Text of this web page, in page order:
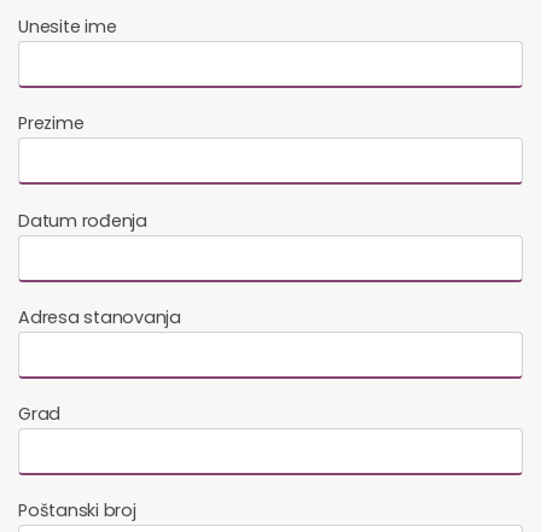
Unesite ime
Prezime
Datum rođenja
Adresa stanovanja
Grad
Poštanski broj